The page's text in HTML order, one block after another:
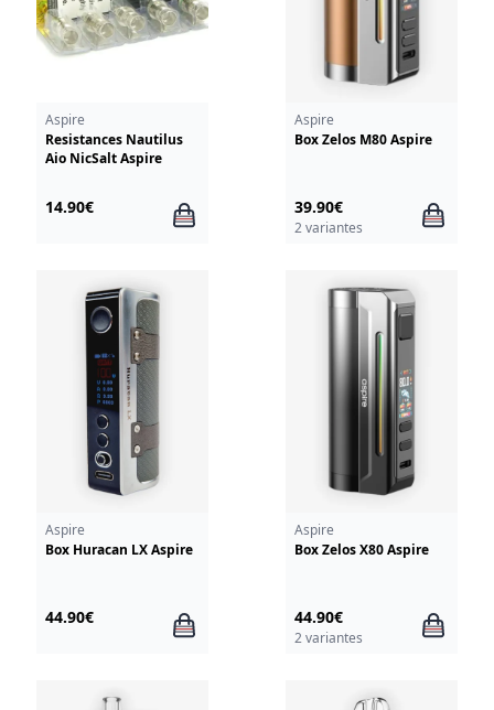
Aspire
Resistances Nautilus
Aio NicSalt Aspire
14.90€
Aspire
Box Zelos M80 Aspire
39.90€
2 variantes
Aspire
Box Huracan LX Aspire
44.90€
Aspire
Box Zelos X80 Aspire
44.90€
2 variantes